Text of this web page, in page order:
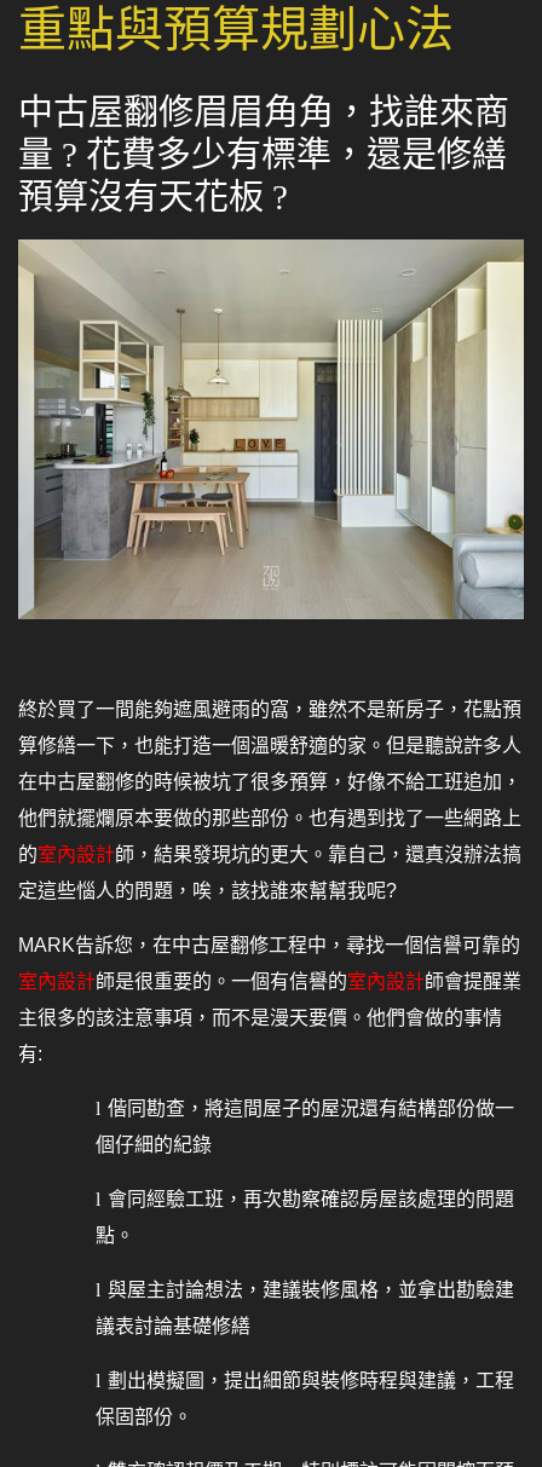
重點與預算規劃心法
中古屋翻修眉眉角角，找誰來商
量 ? 花費多少有標準，還是修繕
預算沒有天花板 ?
終於買了一間能夠遮風避雨的窩，雖然不是新房子，花點預
算修繕一下，也能打造一個溫暖舒適的家。但是聽說許多人
在中古屋翻修的時候被坑了很多預算，好像不給工班追加，
他們就擺爛原本要做的那些部份。也有遇到找了一些網路上
的室內設計師，結果發現坑的更大。靠自己，還真沒辦法搞
定這些惱人的問題，唉，該找誰來幫幫我呢?
MARK告訴您，在中古屋翻修工程中，尋找一個信譽可靠的
室內設計師是很重要的。一個有信譽的室內設計師會提醒業
主很多的該注意事項，而不是漫天要價。他們會做的事情
有:
l 偕同勘查，將這間屋子的屋況還有結構部份做一
個仔細的紀錄
l 會同經驗工班，再次勘察確認房屋該處理的問題
點。
l 與屋主討論想法，建議裝修風格，並拿出勘驗建
議表討論基礎修繕
l 劃出模擬圖，提出細節與裝修時程與建議，工程
保固部份。